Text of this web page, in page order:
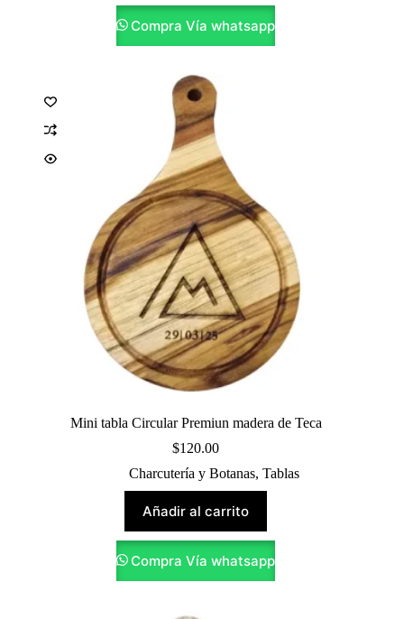
Compra Vía whatsapp
Mini tabla Circular Premiun madera de Teca
$120.00
Charcutería y Botanas, Tablas
Añadir al carrito
Compra Vía whatsapp